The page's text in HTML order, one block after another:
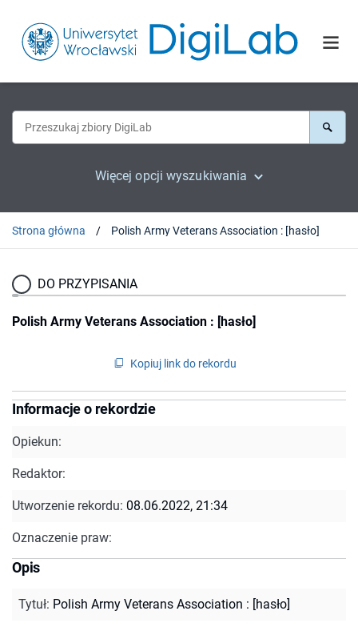
Więcej opcji wyszukiwania
Strona główna Polish Army Veterans Association : [hasło]
DO PRZYPISANIA
Polish Army Veterans Association : [hasło]
Kopiuj link do rekordu
Informacje o rekordzie
Opiekun:
Redaktor:
Utworzenie rekordu: 08.06.2022, 21:34
Oznaczenie praw:
Opis
Tytuł: Polish Army Veterans Association : [hasło]